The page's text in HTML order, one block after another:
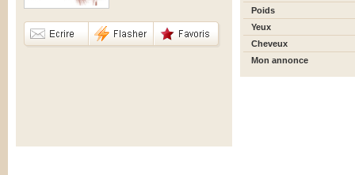
Poids
Yeux
Cheveux
Mon annonce